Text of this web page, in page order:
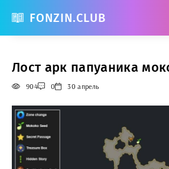
FONZIN.CLUB
Лост арк папуаника
904 0 30 апрель